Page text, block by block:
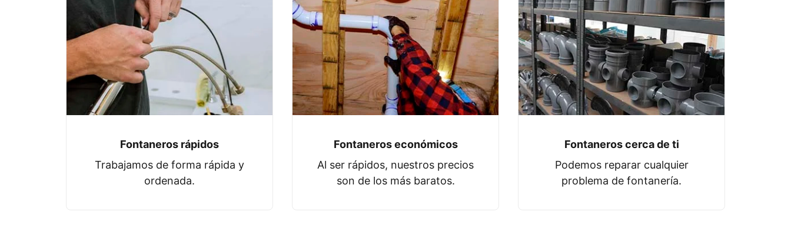
Fontaneros rápidos
Trabajamos de forma rápida y
ordenada.
Fontaneros económicos
Al ser rápidos, nuestros precios
son de los más baratos.
Fontaneros cerca de ti
Podemos reparar cualquier
problema de fontanería.